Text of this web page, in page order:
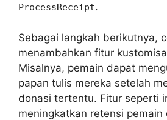
ProcessReceipt.
Sebagai langkah berikutnya,
menambahkan fitur
Misalnya, pemain dapat
papan tulis mereka setelah
donasi tertentu. Fitur seperti
meningkatkan retensi